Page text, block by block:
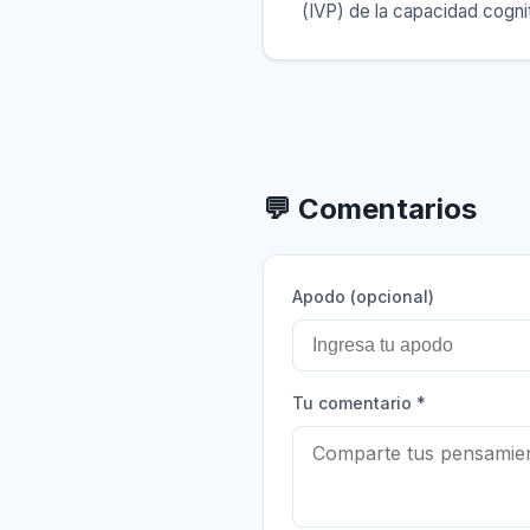
(IVP) de la capacidad
💬 Comentarios
Apodo (opcional)
Tu comentario *